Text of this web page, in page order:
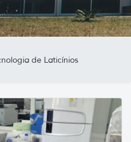
de Laticínios